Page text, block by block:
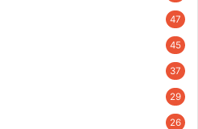
47
45
37
29
26